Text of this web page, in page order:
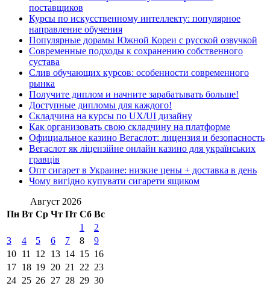
поставщиков
Курсы по искусственному интеллекту: популярное
направление обучения
Популярные дорамы Южной Кореи с русской озвучкой
Современные подходы к сохранению собственного
сустава
Слив обучающих курсов: особенности современного
рынка
Получите диплом и начните зарабатывать больше!
Доступные дипломы для каждого!
Складчина на курсы по UX/UI дизайну
Как организовать свою складчину на платформе
Официальное казино Вегаслот: лицензия и безопасность
Вегаслот як ліцензійне онлайн казино для українських
гравців
Опт сигарет в Украине: низкие цены + доставка в день
Чому вигідно купувати сигарети ящиком
Август 2026
Пн Вт Ср Чт Пт Сб Вс
1
2
3
4 5 6 7 8
9
10 11 12 13 14 15 16
17 18 19 20 21 22 23
24 25 26 27 28 29 30